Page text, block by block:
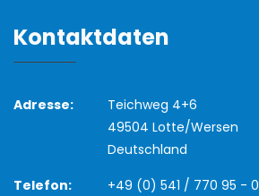
Kontaktdaten
Adresse:
Teichweg 4+6
49504 Lotte/Wersen
Deutschland
Telefon:
+49 (0) 541 / 770 95 - 0